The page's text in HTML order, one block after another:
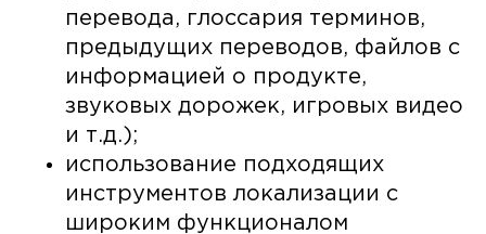
перевода, глоссария терминов,
предыдущих переводов, файлов с
информацией о продукте,
звуковых дорожек, игровых видео
и т.д.);
использование подходящих
инструментов локализации с
широким функционалом